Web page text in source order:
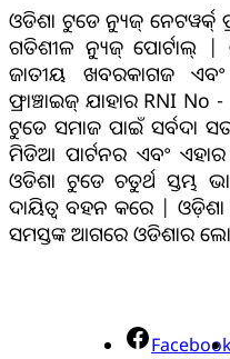
ଓଡିଶା ଟୁଡେ ନ୍ୟୁଜ୍ ନେଟୱର୍କ୍
ଗତିଶୀଳ ନ୍ୟୁଜ୍ ପୋର୍ଟାଲ୍
ଜାତୀୟ ଖବରକାଗଜ
ଫ୍ରାଞ୍ଚାଇଜ୍ ଯାହାର RNI
ଟୁଡେ ସମାଜ ପାଇଁ ସର୍ବଦା
ମିଡିଆ ପାର୍ଟନର ଏବଂ
ଓଡିଶା ଟୁଡେ ଚତୁର୍ଥ ସ୍ତମ୍ଭ
ଦାୟିତ୍ବ ବହନ କରେ | ଓଡ଼ିଶା
ସମସ୍ତଙ୍କ ଆଗରେ ଓଡିଶାର